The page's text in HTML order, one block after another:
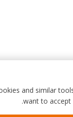
use cookies and
want to